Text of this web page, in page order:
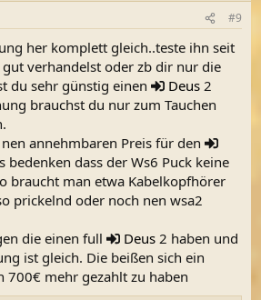
#9
her komplett gleich..teste ihn seit
verhandelst oder zb dir nur die
du sehr günstig einen
Deus 2
brauchst du nur zum Tauchen
annehmbaren Preis für den
bedenken dass der Ws6 Puck keine
braucht man etwa Kabelkopfhörer
prickelnd oder noch nen wsa2
die einen full
Deus 2 haben und
ist gleich. Die beißen sich ein
700€ mehr gezahlt zu haben